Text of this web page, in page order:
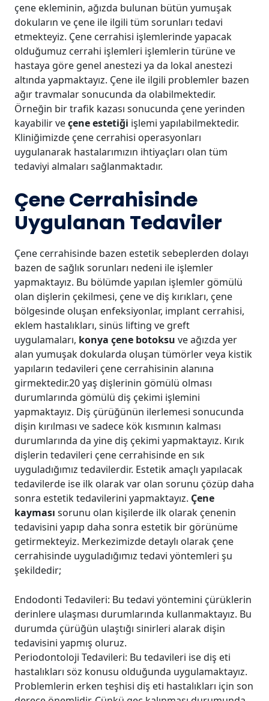
çene ekleminin, ağızda bulunan bütün yumuşak
dokuların ve çene ile ilgili tüm sorunları tedavi
etmekteyiz. Çene cerrahisi işlemlerinde yapacak
olduğumuz cerrahi işlemleri işlemlerin türüne ve
hastaya göre genel anestezi ya da lokal anestezi
altında yapmaktayız. Çene ile ilgili problemler bazen
ağır travmalar sonucunda da olabilmektedir.
Örneğin bir trafik kazası sonucunda çene yerinden
kayabilir veçene estetiği işlemi yapılabilmektedir.
Kliniğimizde çene cerrahisi operasyonları
uygulanarak hastalarımızın ihtiyaçları olan tüm
tedaviyi almaları sağlanmaktadır.
Çene Cerrahisinde
Uygulanan Tedaviler
Çene cerrahisinde bazen estetik sebeplerden dolayı
bazen de sağlık sorunları nedeni ile işlemler
yapmaktayız. Bu bölümde yapılan işlemler gömülü
olan dişlerin çekilmesi, çene ve diş kırıkları, çene
bölgesinde oluşan enfeksiyonlar, implant cerrahisi,
eklem hastalıkları, sinüs lifting ve greft
uygulamaları, konya çene botoksu ve ağızda yer
alan yumuşak dokularda oluşan tümörler veya kistik
yapıların tedavileri çene cerrahisinin alanına
girmektedir.20 yaş dişlerinin gömülü olması
durumlarında gömülü diş çekimi işlemini
yapmaktayız. Diş çürüğünün ilerlemesi sonucunda
dişin kırılması ve sadece kök kısmının kalması
durumlarında da yine diş çekimi yapmaktayız. Kırık
dişlerin tedavileri çene cerrahisinde en sık
uyguladığımız tedavilerdir. Estetik amaçlı yapılacak
tedavilerde ise ilk olarak var olan sorunu çözüp daha
sonra estetik tedavilerini yapmaktayız. Çene
kayması sorunu olan kişilerde ilk olarak çenenin
tedavisini yapıp daha sonra estetik bir görünüme
getirmekteyiz. Merkezimizde detaylı olarak çene
cerrahisinde uyguladığımız tedavi yöntemleri şu
şekildedir;
Endodonti Tedavileri: Bu tedavi yöntemini çürüklerin
derinlere ulaşması durumlarında kullanmaktayız. Bu
durumda çürüğün ulaştığı sinirleri alarak dişin
tedavisini yapmış oluruz.
Periodontoloji Tedavileri: Bu tedavileri ise diş eti
hastalıkları söz konusu olduğunda uygulamaktayız.
Problemlerin erken teşhisi diş eti hastalıkları için son